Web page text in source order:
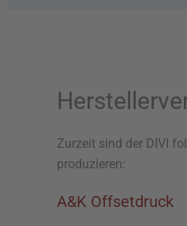
Zurzeit sind der DIVI
produzieren:
A&K Offsetdruck